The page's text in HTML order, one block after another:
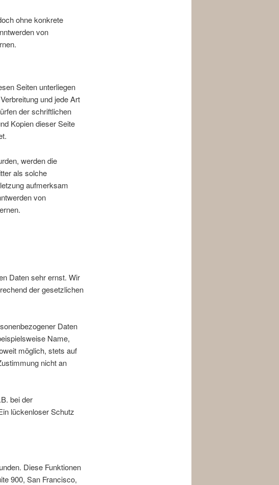
ohne konkrete
von
Seiten unterliegen
und jede Art
der schriftlichen
Kopien dieser Seite
werden die
als solche
aufmerksam
von
Daten sehr ernst. Wir
der gesetzlichen
Daten
Name,
möglich, stets auf
nicht an
bei der
lückenloser Schutz
Diese Funktionen
900, San Francisco,